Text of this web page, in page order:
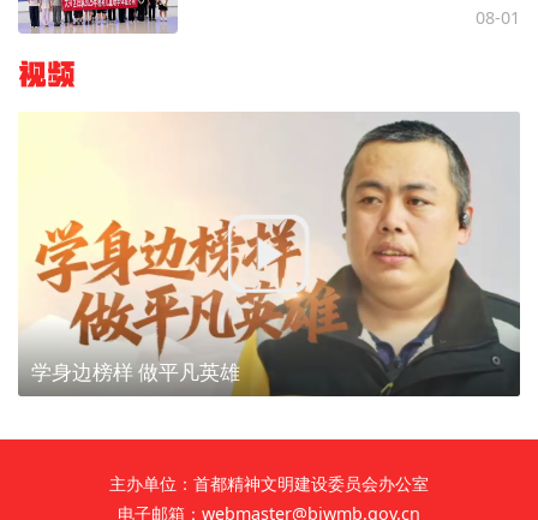
08-01
视频
学身边榜样 做平凡英雄
主办单位：首都精神文明建设委员会办公室
电子邮箱：webmaster@bjwmb.gov.cn